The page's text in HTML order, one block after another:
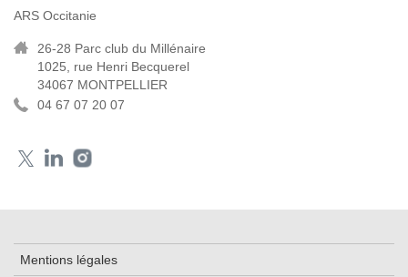
ARS Occitanie
26-28 Parc club du Millénaire
1025, rue Henri Becquerel
34067 MONTPELLIER
04 67 07 20 07
Mentions légales